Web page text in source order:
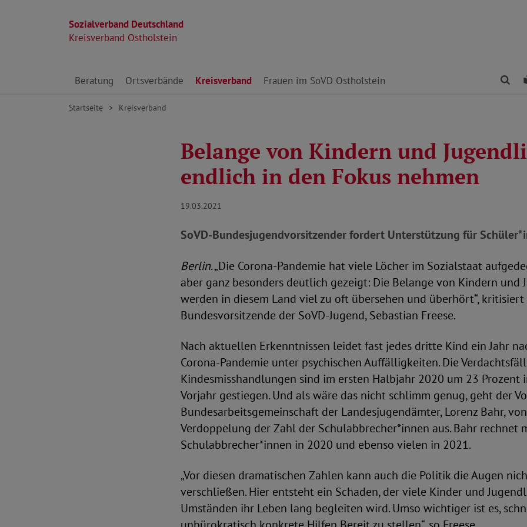
Sozialverband Deutschland
Kreisverband Ostholstein
Direkt zu den Inhalten springen
Beratung Ortsverbände Kreisverband Frauen im SoVD Ostholstein
Startseite Kreisverband
Belange von Kindern und
endlich in den Fokus nehmen
19.03.2021
SoVD-Bundesjugendvorsitzender fordert Unterstützung für
Berlin. „Die Corona-Pandemie hat viele Löcher im Sozialstaat
aber ganz besonders deutlich gezeigt: Die Belange von Kindern und
werden in diesem Land viel zu oft übersehen und überhört“, kritisiert
Bundesvorsitzende der SoVD-Jugend, Sebastian Freese.
Nach aktuellen Erkenntnissen leidet fast jedes dritte Kind ein Jahr
Corona-Pandemie unter psychischen Auffälligkeiten. Die
Kindesmisshandlungen sind im ersten Halbjahr 2020 um 23 Prozent
Vorjahr gestiegen. Und als wäre das nicht schlimm genug, geht der
Bundesarbeitsgemeinschaft der Landesjugendämter, Lorenz Bahr,
Verdoppelung der Zahl der Schulabbrecher*innen aus. Bahr rechnet
Schulabbrecher*innen in 2020 und ebenso vielen in 2021.
„Vor diesen dramatischen Zahlen kann auch die Politik die Augen
verschließen. Hier entsteht ein Schaden, der viele Kinder und
Umständen ihr Leben lang begleiten wird. Umso wichtiger ist es,